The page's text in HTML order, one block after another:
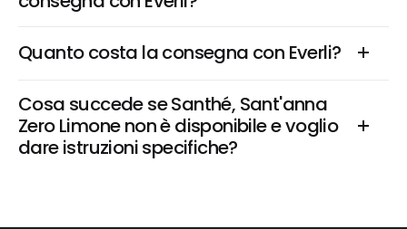
Quanto costa la consegna con Everli?
Cosa succede se Santhé, Sant'anna
Zero Limone non è disponibile e voglio
dare istruzioni specifiche?